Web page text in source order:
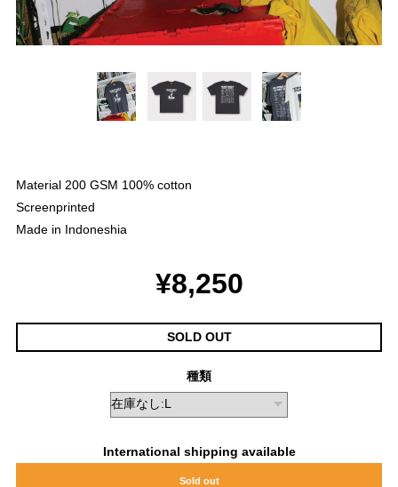
Material 200 GSM 100% cotton
Screenprinted
Made in Indoneshia
¥8,250
SOLD OUT
種類
International shipping available
Sold out